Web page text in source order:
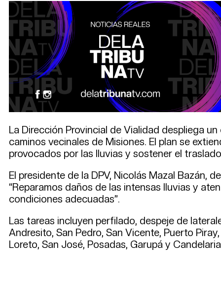
La Dirección Provincial de Vialidad despliega
caminos vecinales de Misiones. El plan se
provocados por las lluvias y sostener el
El presidente de la DPV, Nicolás Mazal Bazán,
“Reparamos daños de las intensas lluvias y
condiciones adecuadas”.
Las tareas incluyen perfilado, despeje de
Andresito, San Pedro, San Vicente, Puerto
Loreto, San José, Posadas, Garupá y